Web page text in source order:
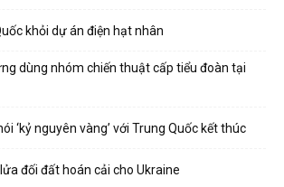
khỏi dự án điện hạt nhân
dùng nhóm chiến thuật cấp tiểu đoàn tại
‘kỷ nguyên vàng’ với Trung Quốc kết thúc
đối đất hoán cải cho Ukraine